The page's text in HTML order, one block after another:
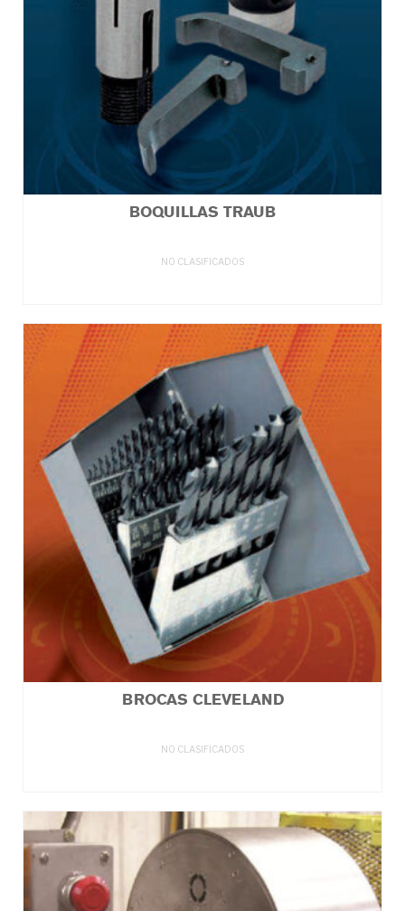
BOQUILLAS TRAUB
NO CLASIFICADOS
BROCAS CLEVELAND
NO CLASIFICADOS